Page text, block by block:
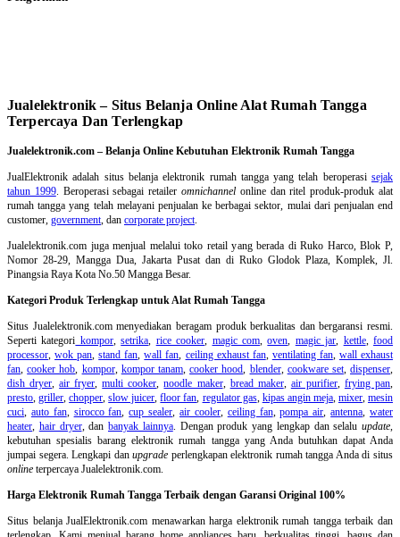
Jualelektronik – Situs Belanja Online Alat Rumah Tangga
Terpercaya Dan Terlengkap
Jualelektronik.com – Belanja Online Kebutuhan Elektronik Rumah Tangga
JualElektronik adalah situs belanja elektronik rumah tanggayang telah beroperasisejak
tahun 1999. Beroperasi sebagai retaileromnichannel online dan ritel produk-produk alat
rumah tangga yang telah melayani penjualan ke berbagai sektor, mulai dari penjualan end
customer, government, dan corporate project.
Jualelektronik.com juga menjual melalui toko retail yang berada di Ruko Harco, Blok P,
Nomor 28-29, Mangga Dua, Jakarta Pusat dan di Ruko Glodok Plaza, Komplek, Jl.
Pinangsia Raya Kota No.50 Mangga Besar.
Kategori Produk Terlengkap untuk Alat Rumah Tangga
Situs Jualelektronik.com menyediakan beragam produk berkualitas dan bergaransi resmi.
Seperti kategori kompor,setrika, rice cooker, magic com,oven, magic jar, kettle,food
processor,wok pan,stand fan,wall fan, ceiling exhaust fan, ventilating fan, wall exhaust
fan,cooker hob, kompor, kompor tanam,cooker hood, blender, cookware set,dispenser,
dish dryer,air fryer,multi cooker,noodle maker, bread maker, air purifier, frying pan,
presto,griller,chopper,slow juicer,floor fan, regulator gas, kipas angin meja, mixer,mesin
cuci, auto fan, sirocco fan,cup sealer,air cooler, ceiling fan,pompa air,antenna,water
heater, hair dryer, dan banyak lainnya. Dengan produk yang lengkap dan selalu update,
kebutuhan spesialis barang elektronik rumah tangga yang Anda butuhkan dapat Anda
jumpai segera. Lengkapi danupgrade perlengkapan elektronik rumah tangga Anda di situs
online terpercaya Jualelektronik.com.
Harga Elektronik Rumah Tangga Terbaik dengan Garansi Original 100%
Situs belanjaJualElektronik.com menawarkan harga elektronik rumah tangga terbaik dan